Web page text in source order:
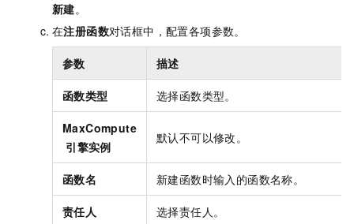
新建。
在注册函数对话框中，配置各项参数。
参数 描述
函数类型 选择函数类型。
MaxCompute
引擎实例
默认不可以修改。
函数名 新建函数时输入的函数名称。
责任人 选择责任人。